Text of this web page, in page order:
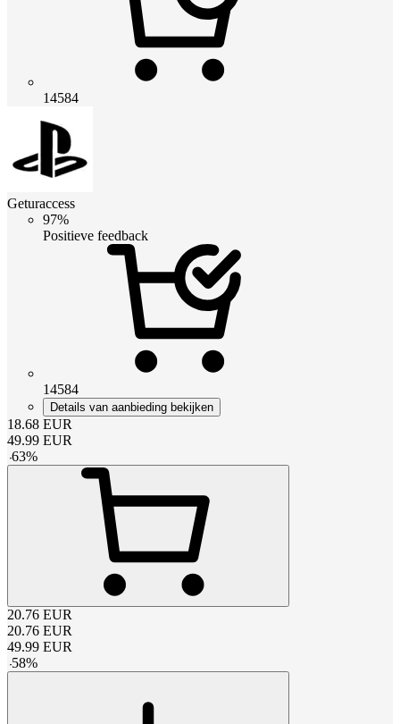
14584
Geturaccess
97%
Positieve feedback
14584
Details van aanbieding bekijken
18.68 EUR
49.99 EUR
-63%
20.76 EUR
20.76 EUR
49.99 EUR
-58%